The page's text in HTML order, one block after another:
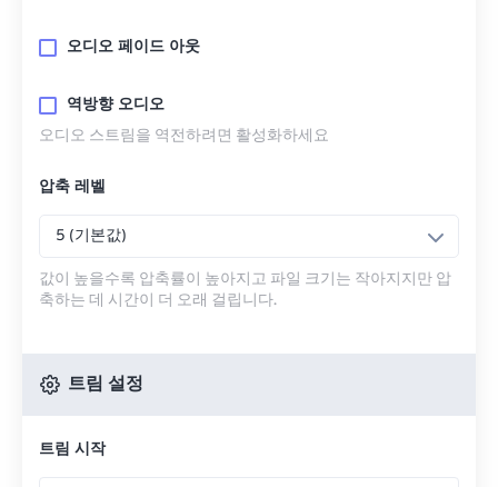
오디오 페이드 아웃
역방향 오디오
오디오 스트림을 역전하려면 활성화하세요
압축 레벨
5 (기본값)
값이 높을수록 압축률이 높아지고 파일 크기는 작아지지만 압
축하는 데 시간이 더 오래 걸립니다.
트림 설정
트림 시작